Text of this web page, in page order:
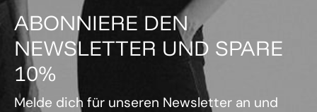
ABONNIERE DEN
NEWSLETTER UND SPARE
10%
Melde dich für unseren Newsletter an und